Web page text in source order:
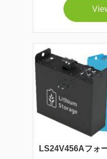
LS24V456Aフォ